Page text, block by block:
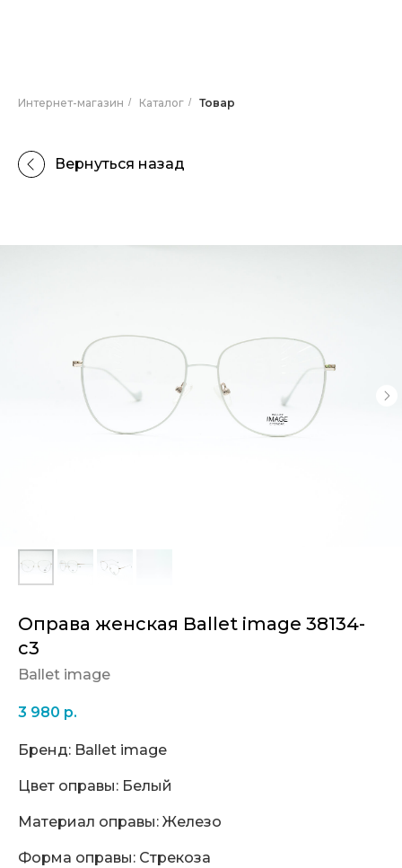
Интернет-магазин / Каталог / Товар
Вернуться назад
Оправа женская Ballet image 38134-
c3
Ballet image
3 980 р.
Бренд: Ballet image
Цвет оправы: Белый
Материал оправы: Железо
Форма оправы: Стрекоза